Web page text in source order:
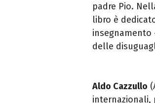
padre Pio.
libro è
delle
Aldo Cazzullo
internazionali,